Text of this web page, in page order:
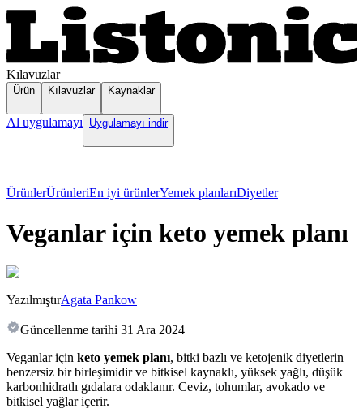
Kılavuzlar
Ürün Kılavuzlar Kaynaklar
Al uygulamayı Uygulamayı indir
ÜrünlerÜrünleriEn iyi ürünlerYemek planlarıDiyetler
Veganlar için keto yemek planı
YazılmıştırAgata Pankow
Güncellenme tarihi 31 Ara 2024
Veganlar için keto yemek planı, bitki bazlı ve ketojenik diyetlerin
benzersiz bir birleşimidir ve bitkisel kaynaklı, yüksek yağlı, düşük
karbonhidratlı gıdalara odaklanır. Ceviz, tohumlar, avokado ve
bitkisel yağlar içerir.